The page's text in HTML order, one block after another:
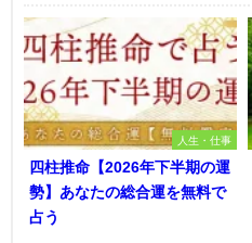
人生・仕事
四柱推命【2026年下半期の運
勢】あなたの総合運を無料で
占う